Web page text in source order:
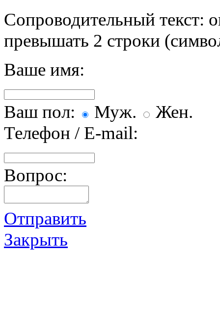
Сопроводительный текст:
превышать 2 строки
Ваше имя:
Ваш пол: Муж.
Жен.
Телефон / E-mail:
Вопрос:
Отправить
Закрыть